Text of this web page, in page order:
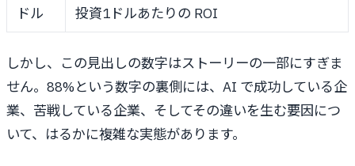
ドル
投資1ドルあたりの ROI
しかし、この見出しの数字はストーリーの一部にすぎま
せん。88%という数字の裏側には、AI で成功している企
業、苦戦している企業、そしてその違いを生む要因につ
いて、はるかに複雑な実態があります。